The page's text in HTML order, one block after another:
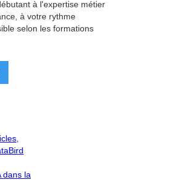
à l'expertise métier
à votre rythme
selon les formations
dans la